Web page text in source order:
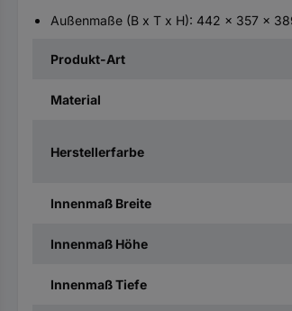
Außenmaße (B x T x H): 442 x 357 x
Produkt-Art
Material
Herstellerfarbe
Innenmaß Breite
Innenmaß Höhe
Innenmaß Tiefe